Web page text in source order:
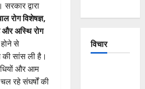
द्वारा
रोग विशेषज्ञ,
और अस्थि रोग
से
की सांस ली है।
और आम
रहे संघर्षों की
विचार